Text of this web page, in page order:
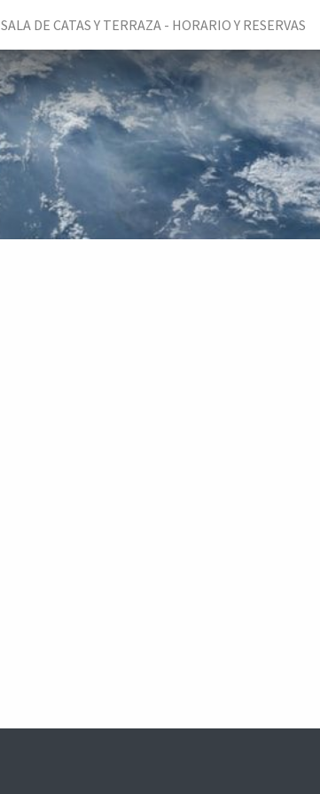
SALA DE CATAS Y TERRAZA - HORARIO Y RESERVAS